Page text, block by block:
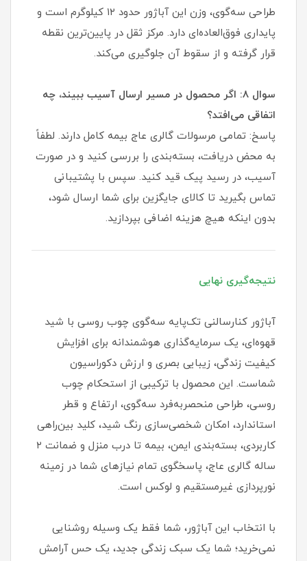
طراحی سه‌گوی، وزن این آباژور حدود ۱۲ کیلوگرم است و
پایداری فوق‌العاده‌ای دارد. مرکز ثقل در پایین‌ترین نقطه
قرار گرفته و از سقوط آن جلوگیری می‌کند.
سوال ۸: اگر محصول در مسیر ارسال آسیب ببیند، چه
اتفاقی می‌افتد؟
پاسخ: تمامی مرسولات گالری عاج بیمه کامل دارند. لطفاً
به محض دریافت، بسته‌بندی را بررسی کنید و در صورت
آسیب، در رسید پیک قید کنید. سپس با پشتیبانی
تماس بگیرید تا کالای جایگزین برای شما ارسال شود،
بدون اینکه هیچ هزینه اضافی بپردازید.
نتیجه‌گیری نهایی
آباژور کنارسالنی تک‌پایه سه‌گوی چوب روسی با شید
قهوه‌ای، یک سرمایه‌گذاری هوشمندانه برای افزایش
کیفیت زندگی، زیبایی بصری و ارزش دکوراسیون
شماست. این محصول با ترکیبی از استحکام چوب
روسی، طراحی منحصربه‌فرد سه‌گوی، ارتفاع و قطر
استاندارد، امکان شخصی‌سازی رنگ شید، کلید بین‌راهی
کاربردی، بسته‌بندی ایمن، بیمه تا درب منزل و ضمانت ۲
ساله گالری عاج، پاسخگوی تمام نیازهای شما در زمینه
نورپردازی غیرمستقیم و لوکس است.
با انتخاب این آباژور، شما فقط یک وسیله روشنایی
نمی‌خرید؛ شما یک سبک زندگی جدید، یک حس آرامش